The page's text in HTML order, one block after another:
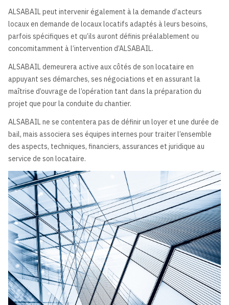
ALSABAIL peut intervenir également à la demande d’acteurs
locaux en demande de locaux locatifs adaptés à leurs besoins,
parfois spécifiques et qu’ils auront définis préalablement ou
concomitamment à l’intervention d’ALSABAIL.
ALSABAIL demeurera active aux côtés de son locataire en
appuyant ses démarches, ses négociations et en assurant la
maîtrise d’ouvrage de l’opération tant dans la préparation du
projet que pour la conduite du chantier.
ALSABAIL ne se contentera pas de définir un loyer et une durée de
bail, mais associera ses équipes internes pour traiter l’ensemble
des aspects, techniques, financiers, assurances et juridique au
service de son locataire.